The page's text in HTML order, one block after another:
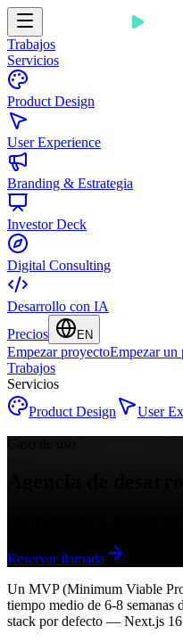
Trabajos
Servicios
Product Design
User Experience
Branding & Estrategia
Investor Deck
Digital Consulting
Desarrollo con IA
Precios
EN
Empezar proyectoEmpezar un
Trabajos
Servicios
Product Design
User
Reservar llamada
Un MVP (Minimum Viable
tiempo medio de 6-8
stack por defecto — Next.js 16